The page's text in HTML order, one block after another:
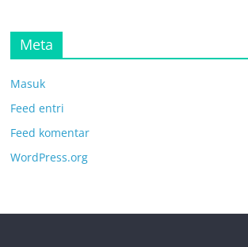
Meta
Masuk
Feed entri
Feed komentar
WordPress.org